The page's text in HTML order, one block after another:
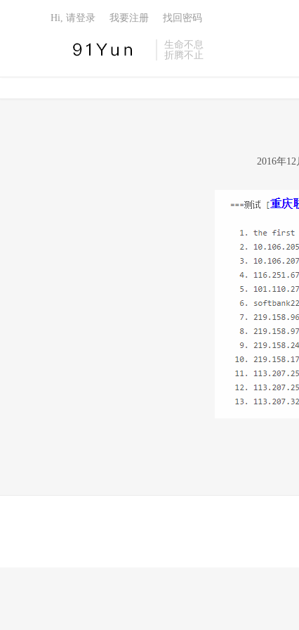
生命不息
折腾不止
Hi, 请登录 我要注册 找回密码
2016年